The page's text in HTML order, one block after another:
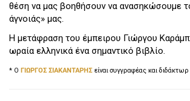
θέση να μας βοηθήσουν να ανασηκώσουμε
άγνοιάς» μας.
Η μετάφραση του έμπειρου Γιώργου
ωραία ελληνικά ένα σημαντικό βιβλίο.
* Ο ΓΙΩΡΓΟΣ ΣΙΑΚΑΝΤΑΡΗΣ είναι συγγραφέας και διδάκτωρ